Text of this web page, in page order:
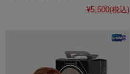
¥5,500(税込)